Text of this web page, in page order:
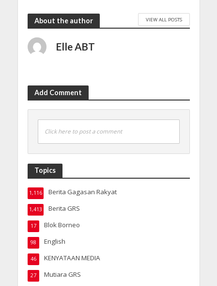
About the author VIEW ALL POSTS
Elle ABT
Add Comment
Click here to post a comment
Topics
Berita Gagasan Rakyat
1,116
Berita GRS
1,413
Blok Borneo
17
English
98
KENYATAAN MEDIA
46
Mutiara GRS
27